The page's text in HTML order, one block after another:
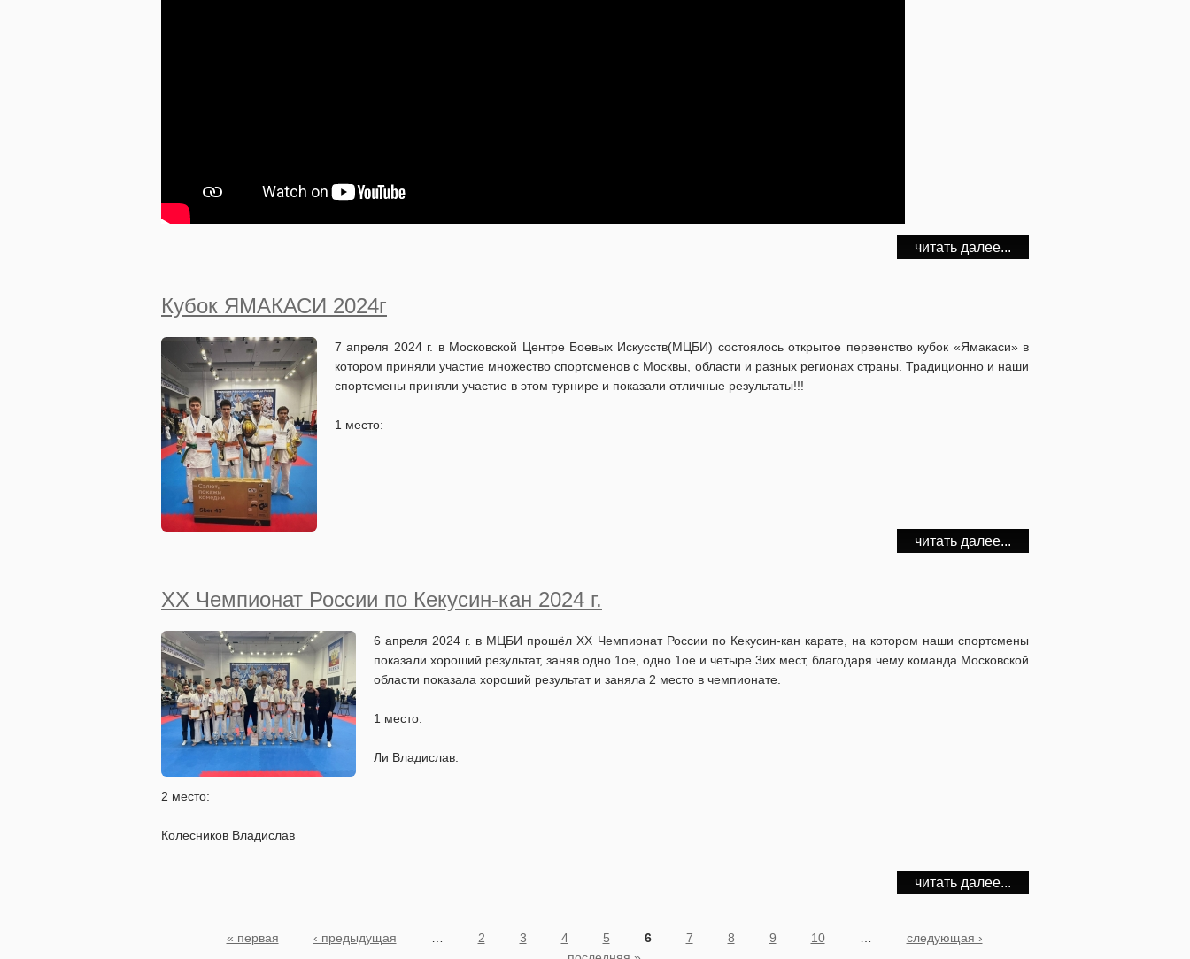
читать далее...
Кубок ЯМАКАСИ 2024г
7 апреля 2024 г. в Московской Центре Боевых Искусств(МЦБИ) состоялось открытое первенство кубок «Ямакаси» в
котором приняли участие множество спортсменов с Москвы, области и разных регионах страны. Традиционно и наши
спортсмены приняли участие в этом турнире и показали отличные результаты!!!
1 место:
читать далее...
XX Чемпионат России по Кекусин-кан 2024 г.
6 апреля 2024 г. в МЦБИ прошёл XX Чемпионат России по Кекусин-кан карате, на котором наши спортсмены
показали хороший результат, заняв одно 1ое, одно 1ое и четыре 3их мест, благодаря чему команда Московской
области показала хороший результат и заняла 2 место в чемпионате.
1 место:
Ли Владислав.
2 место:
Колесников Владислав
читать далее...
Страницы
« первая ‹ предыдущая 2 3 4 5 6 7 8 9 10
следующая ›